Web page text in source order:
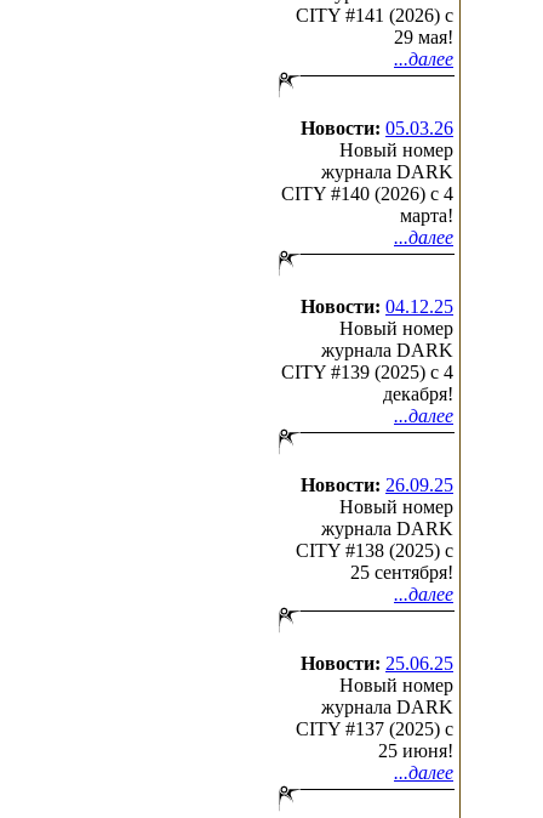
CITY #141 (2026) c
29 мая!
...далее
Новости: 05.03.26
Новый номер
журнала DARK
CITY #140 (2026) c 4
марта!
...далее
Новости: 04.12.25
Новый номер
журнала DARK
CITY #139 (2025) c 4
декабря!
...далее
Новости: 26.09.25
Новый номер
журнала DARK
CITY #138 (2025) c
25 сентября!
...далее
Новости: 25.06.25
Новый номер
журнала DARK
CITY #137 (2025) c
25 июня!
...далее